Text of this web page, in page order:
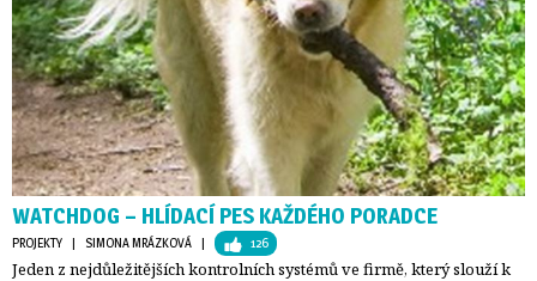
WATCHDOG – HLÍDACÍ PES KAŽDÉHO PORADCE
PROJEKTY | SIMONA MRÁZKOVÁ | 126
Jeden z nejdůležitějších kontrolních systémů ve firmě, který slouží k